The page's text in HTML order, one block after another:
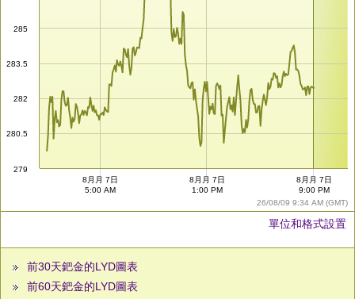
26/08/09 9:34 AM (GMT)
279
280.5
282
283.5
285
8月月 7日
5:00 AM
8月月 7日
1:00 PM
8月月 7日
9:00 PM
單位和格式設置
前30天鈀金的LYD圖表
前60天鈀金的LYD圖表